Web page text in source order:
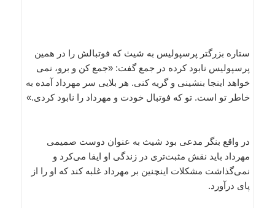
ستاره بزرگتر پرسپولیس به شیث که فوتبالش را در همین
پرسپولیس نابود کرده در جمع گفت: «جمع کن و برو، نمی
خواهد اینجا بنشینی و گریه کنی. هر بلایی سر مهرداد آمده به
خاطر تو است. تو که فوتبال خودت و مهرداد را نابود کردی.»
در واقع بنگر مدعی بود شیث به عنوان دوست صمیمی
مهرداد باید نقش مثبت‌تری در زندگی او ایفا می‌کرد و
نمی‌گذاشت مشکلات اینچنین بر مهرداد غلبه کند که او را از
پای درآورد.